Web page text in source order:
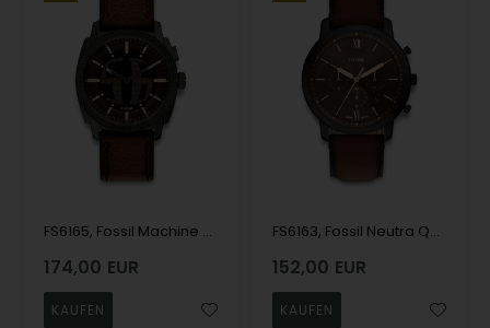
FS6165, Fossil Machine Big Tic Quartz Herre m/rem
174,00 EUR
FS6163, Fossil Neutra Quartz Herre m/rem
152,00 EUR